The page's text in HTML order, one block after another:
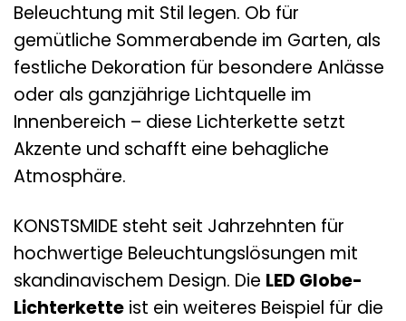
Beleuchtung mit Stil legen. Ob für
gemütliche Sommerabende im Garten, als
festliche Dekoration für besondere Anlässe
oder als ganzjährige Lichtquelle im
Innenbereich – diese Lichterkette setzt
Akzente und schafft eine behagliche
Atmosphäre.
KONSTSMIDE steht seit Jahrzehnten für
hochwertige Beleuchtungslösungen mit
skandinavischem Design. Die LED Globe-
Lichterkette ist ein weiteres Beispiel für die